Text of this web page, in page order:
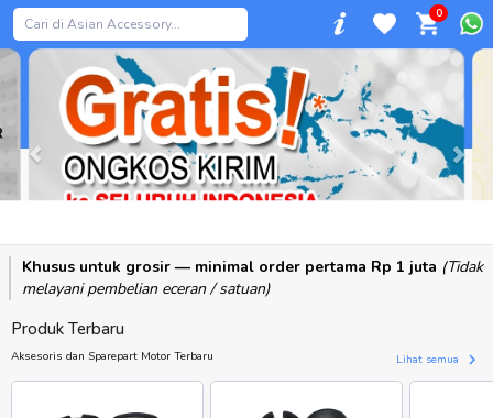
0
Khusus untuk grosir — minimal order pertama Rp 1 juta (Tidak
melayani pembelian eceran / satuan)
Produk Terbaru
Aksesoris dan Sparepart Motor Terbaru Lihat semua